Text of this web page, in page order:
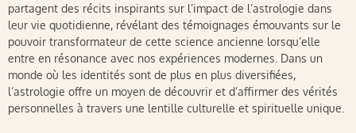
partagent des récits inspirants sur l’impact de l’astrologie dans
leur vie quotidienne, révélant des témoignages émouvants sur le
pouvoir transformateur de cette science ancienne lorsqu’elle
entre en résonance avec nos expériences modernes. Dans un
monde où les identités sont de plus en plus diversifiées,
l’astrologie offre un moyen de découvrir et d’affirmer des vérités
personnelles à travers une lentille culturelle et spirituelle unique.